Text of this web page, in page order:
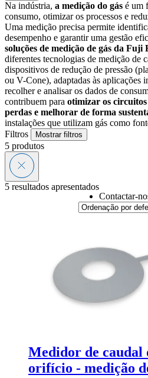
Na indústria, a medição do gás é um
consumo, otimizar os processos e
Uma medição precisa permite
desempenho e garantir uma gestão
soluções de medição de gás da Fuji
diferentes tecnologias de medição de
dispositivos de redução de pressão
ou V-Cone), adaptadas às aplicações
recolher e analisar os dados de
contribuem para otimizar os
perdas e melhorar de forma
instalações que utilizam gás como
Filtros
Mostrar filtros
5 produtos
5 resultados apresentados
Contactar-
Medidor de caudal
orifício - medição